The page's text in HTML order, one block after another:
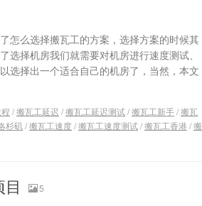
怎么选择搬瓦工的方案，选择方案的时候其
择机房我们就需要对机房进行速度测试、
选择出一个适合自己的机房了，当然，本文
/搬瓦工延迟 /搬瓦工延迟测试 /搬瓦工新手/搬瓦
杉矶/搬瓦工速度/搬瓦工速度测试 /搬瓦工香港 /搬
5